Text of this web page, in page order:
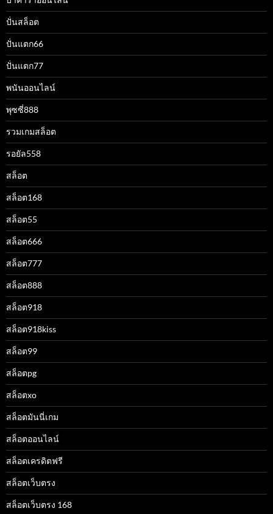
ปั่นสล็อต
ปั่นแตก66
ปั่นแตก77
พนันออนไลน์
พุซซี่888
รวมเกมสล็อต
รอยัล558
สล็อต
สล็อต168
สล็อต55
สล็อต666
สล็อต777
สล็อต888
สล็อต918
สล็อต918kiss
สล็อต99
สล็อตpg
สล็อตxo
สล็อตมันนี่เกม
สล็อตออนไลน์
สล็อตเครดิตฟรี
สล็อตเว็บตรง
สล็อตเว็บตรง 168